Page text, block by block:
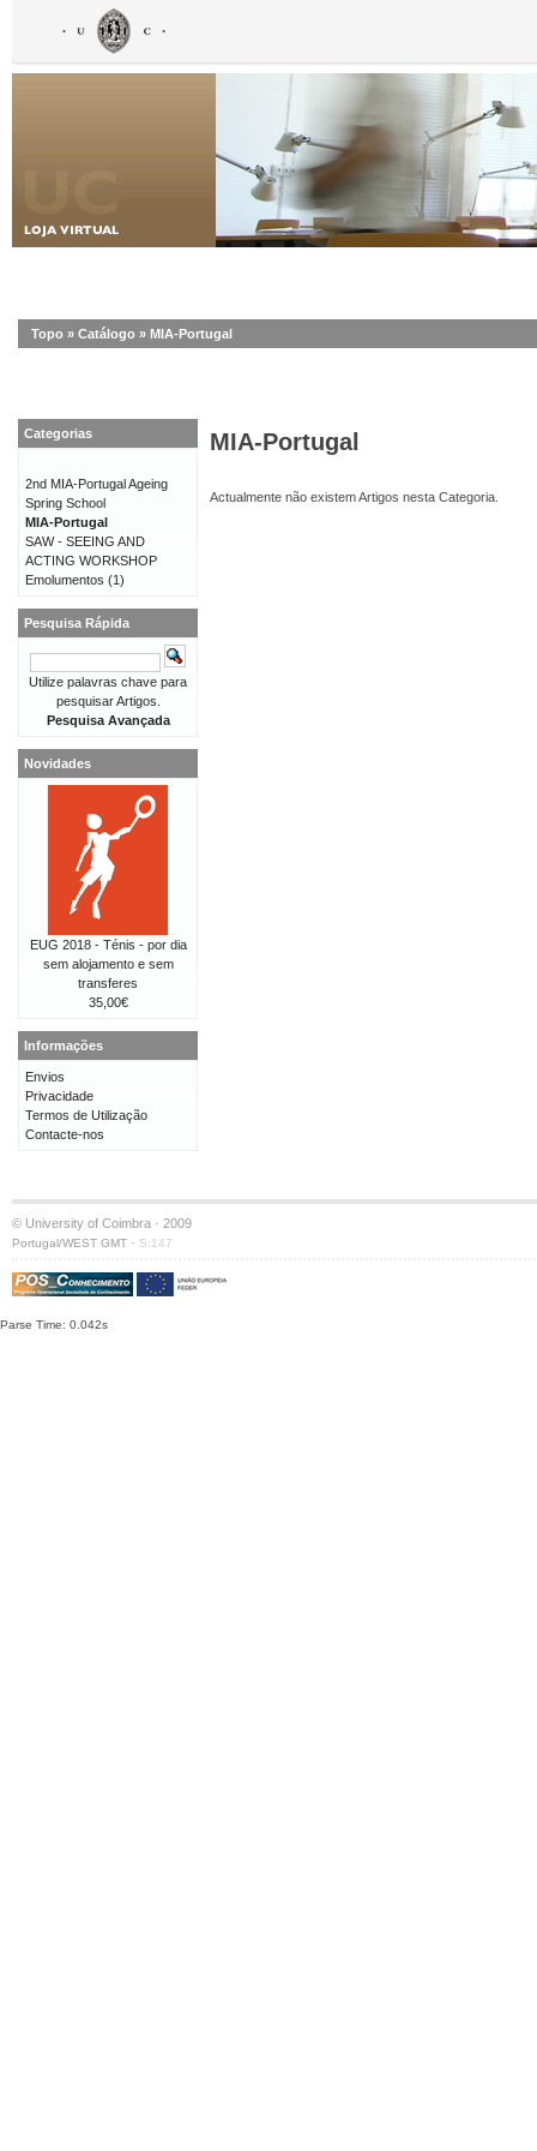
Topo » Catálogo » MIA-Portugal
MIA-Portugal
Actualmente não existem Artigos nesta Categoria.
Categorias
2nd MIA-Portugal Ageing
Spring School
MIA-Portugal
SAW - SEEING AND
ACTING WORKSHOP
Emolumentos (1)
Pesquisa Rápida
Utilize palavras chave para
pesquisar Artigos.
Pesquisa Avançada
Novidades
EUG 2018 - Ténis - por dia
sem alojamento e sem
transferes
35,00€
Informações
Envios
Privacidade
Termos de Utilização
Contacte-nos
© University of Coimbra · 2009
Portugal/WEST GMT · S:147
Parse Time: 0.042s